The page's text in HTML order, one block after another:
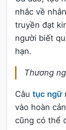
nhắc về
truyền đạt
người biết
hạn.
Thương
Câu tục ngữ
vào hoàn
cũng có thể